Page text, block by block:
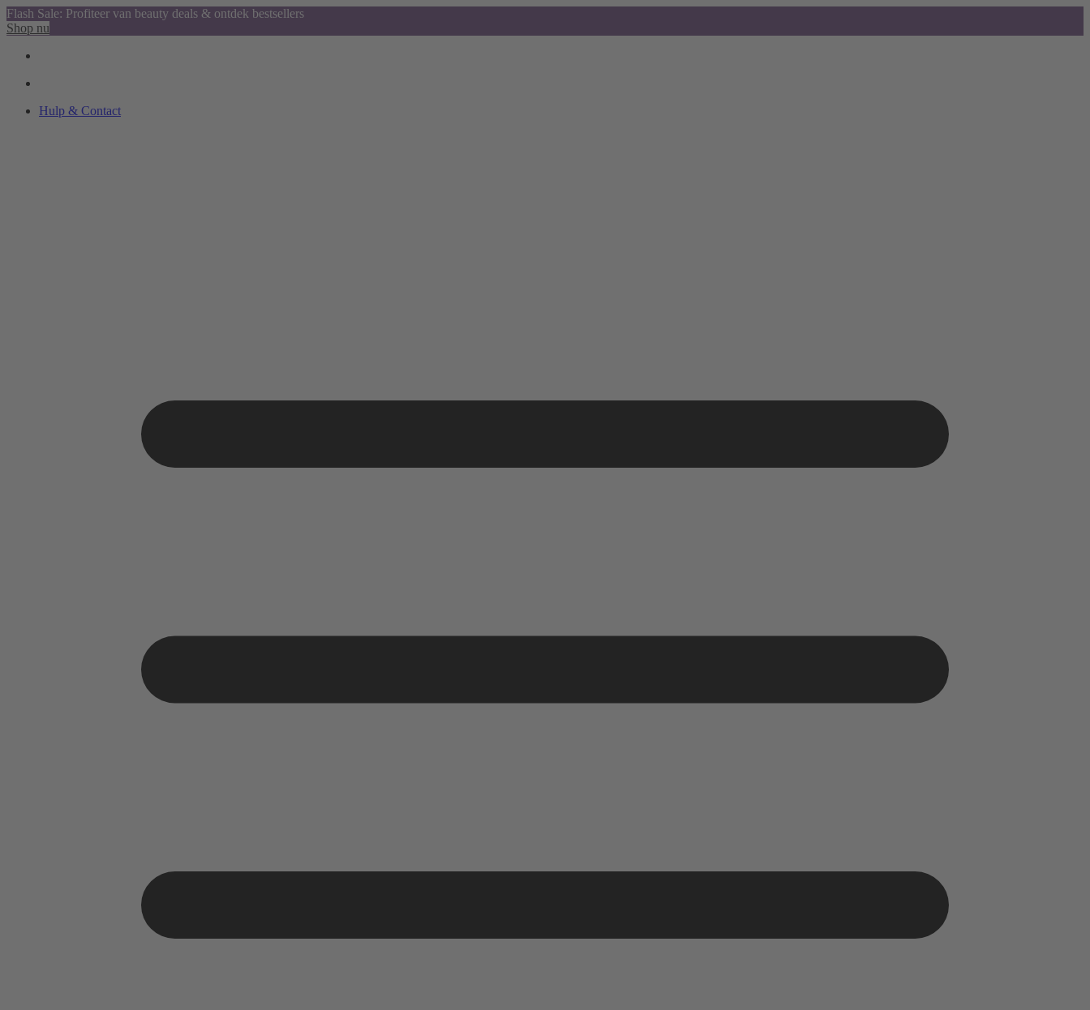
Flash Sale: Profiteer van beauty deals & ontdek bestsellers
Shop nu
Hulp & Contact